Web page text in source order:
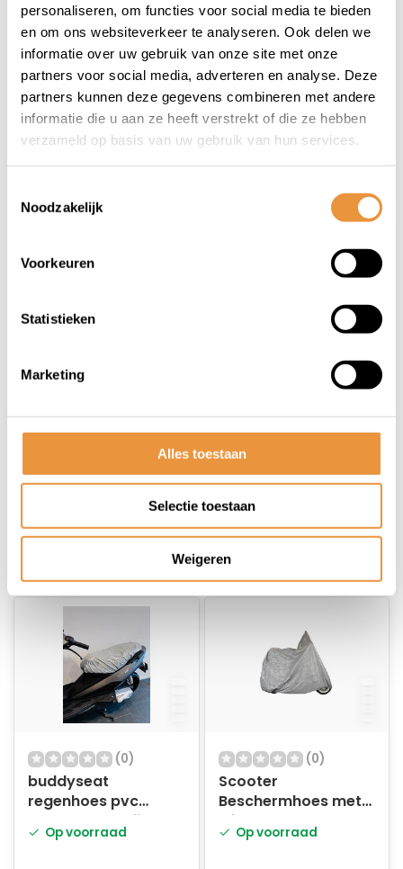
personaliseren, om functies voor social media te bieden
en om ons websiteverkeer te analyseren. Ook delen we
informatie over uw gebruik van onze site met onze
partners voor social media, adverteren en analyse. Deze
partners kunnen deze gegevens combineren met andere
informatie die u aan ze heeft verstrekt of die ze hebben
verzameld op basis van uw gebruik van hun services.
Noodzakelijk
Voorkeuren
Statistieken
Marketing
Alles toestaan
Selectie toestaan
Weigeren
beschermhoes quad
grijs bogart
Op voorraad
81,95
beschermhoes
scooter M
zwart/grijs bogart
Op voorraad
77,95
scooter S grijs
bogart
regenhoes pvc
60x107cm L grijs
bogart
Op voorraad
15,95
(0)
buddyseat
regenhoes pvc
60x90cm M grijs
bogart
Op voorraad
(0)
Scooter
Beschermhoes met
windscherm Maat L
GrijsOp voorraad